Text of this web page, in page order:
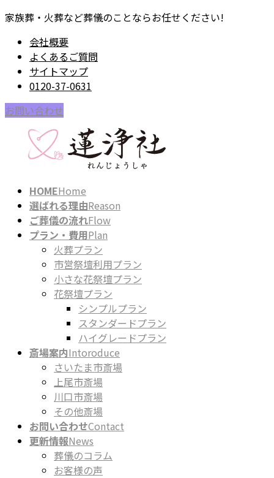
コ
移
動
ナ
ン
に
家族葬・火葬など葬儀のことならお任せください!
会社概要
よくあるご質問
サイトマップ
0120-37-0631
お問い合わせ
HOMEHome
選ばれる理由Reason
ご葬儀の流れFlow
プラン・費用Plan
火葬プラン
市営祭壇利用プラン
小さな花祭壇プラン
花祭壇プラン
シンプルプラン
スタンダードプラン
ハイグレードプラン
斎場案内Intoroduce
さいたま市斎場
上尾市斎場
川口市斎場
その他斎場
お問い合わせContact
更新情報News
葬儀のコラム
お客様の声